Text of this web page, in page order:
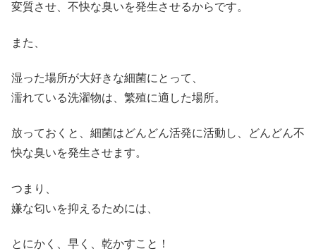
変質させ、不快な臭いを発生させるからです。
また、
湿った場所が大好きな細菌にとって、
濡れている洗濯物は、繁殖に適した場所。
放っておくと、細菌はどんどん活発に活動し、どんどん不
快な臭いを発生させます。
つまり、
嫌な匂いを抑えるためには、
とにかく、早く、乾かすこと！